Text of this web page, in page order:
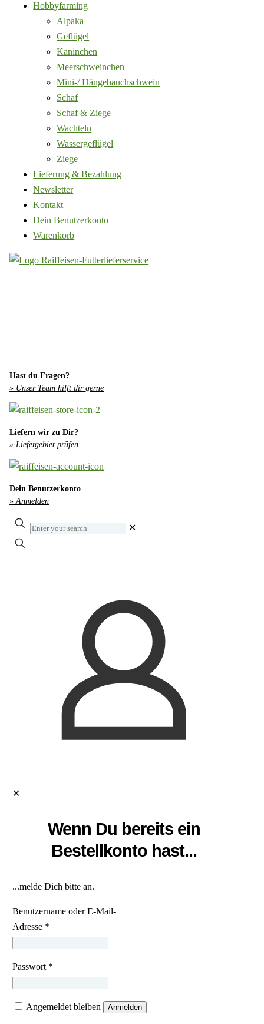
Hobbyfarming
Alpaka
Geflügel
Kaninchen
Meerschweinchen
Mini-/ Hängebauchschwein
Schaf
Schaf & Ziege
Wachteln
Wassergeflügel
Ziege
Lieferung & Bezahlung
Newsletter
Kontakt
Dein Benutzerkonto
Warenkorb
Hast du Fragen?
» Unser Team hilft dir gerne
Liefern wir zu Dir?
» Liefergebiet prüfen
Dein Benutzerkonto
» Anmelden
Enter
your
✕
✕
Wenn Du bereits ein
Bestellkonto hast...
...melde Dich bitte an.
Benutzername oder E-Mail-
Adresse *
Passwort *
Angemeldet bleiben Anmelden